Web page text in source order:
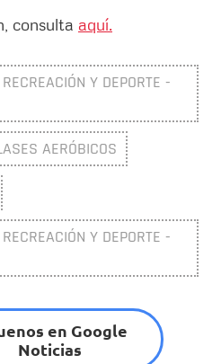
consulta aquí.
Y DEPORTE -
AERÓBICOS
Y DEPORTE -
en Google
Noticias